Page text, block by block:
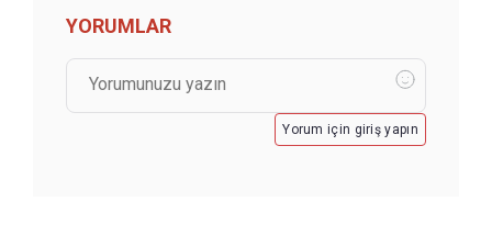
YORUMLAR
Yorum için giriş yapın